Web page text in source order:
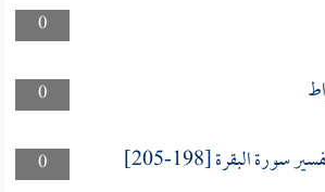
0
0
0
البقرة [198-205]